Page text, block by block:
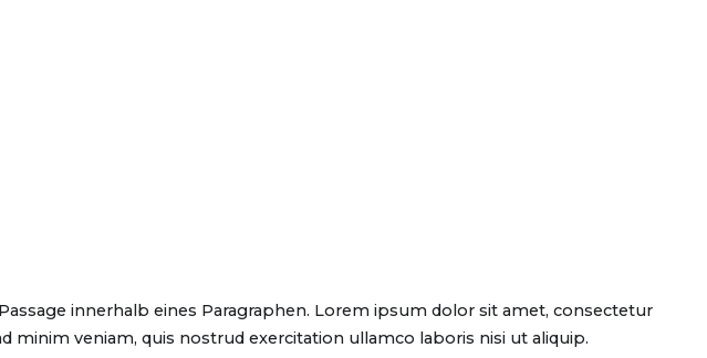
innerhalb eines Paragraphen. Lorem ipsum dolor sit amet, consectetur
veniam, quis nostrud exercitation ullamco laboris nisi ut aliquip.